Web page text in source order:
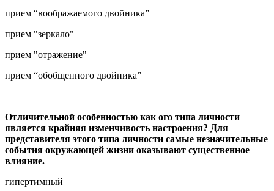
прием “воображаемого двойника”+
прием "зеркало"
прием "отражение"
прием “обобщенного двойника”
Отличительной особенностью как ого типа личности
является крайняя изменчивость настроения? Для
представителя этого типа личности самые незначительные
события окружающей жизни оказывают существенное
влияние.
гипертимный